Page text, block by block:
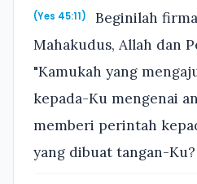
(Yes 45:11)
Beginilah
Mahakudus, Allah dan
"Kamukah yang
kepada-Ku mengenai
memberi perintah
yang dibuat tangan-Ku?